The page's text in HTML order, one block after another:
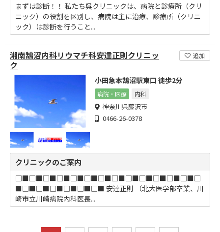
まずは診断！！ 私たち呉クリニックは、病院と診療所（クリ
ニック）の役割を区別し、病院は主に治療、診療所（クリニ
ック）は診断を行うこと...
湘南鵠沼内科リウマチ科安達正則クリニッ
ク
追加
小田急本鵠沼駅東口 徒歩2分
病院・医療 内科
神奈川県藤沢市
0466-26-0378
クリニックのご案内
□■□■□■□■□■□■□■□■□■□■□■□■□■□
■□■□■□■□■□■□■ 安達正則 （北大医学部卒業、川
崎市立川崎病院内科医長...